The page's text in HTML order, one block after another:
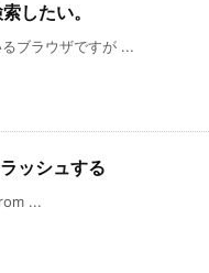
したい。
ブラウザですが ...
ッシュする
...